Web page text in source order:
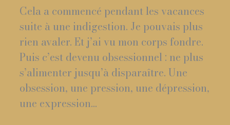
Cela a commencé pendant les vacances
suite à une indigestion. Je pouvais plus
rien avaler. Et j’ai vu mon corps fondre.
Puis c’est devenu obsessionnel : ne plus
s’alimenter jusqu’à disparaître. Une
obsession, une pression, une dépression,
une expression…